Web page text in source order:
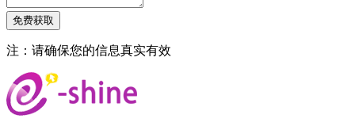
注：请确保您的信息真实有效